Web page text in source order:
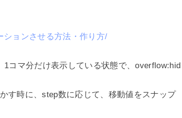
ションさせる方法・作り方/
コマ分だけ表示している状態で、overflow:hid
す時に、step数に応じて、移動値をスナップ